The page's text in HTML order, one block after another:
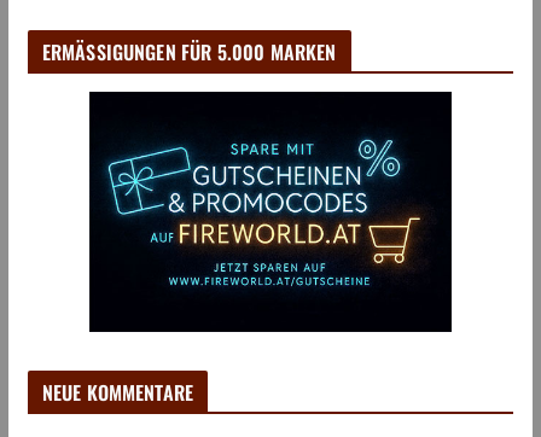
ERMÄSSIGUNGEN FÜR 5.000 MARKEN
NEUE KOMMENTARE